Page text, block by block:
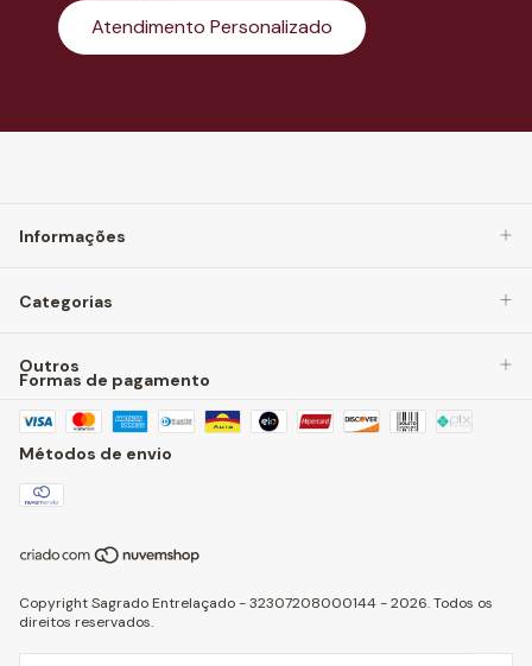
Atendimento Personalizado
Informações
Categorias
Outros
Formas de pagamento
Métodos de envio
Copyright Sagrado Entrelaçado - 32307208000144 - 2026. Todos os
direitos reservados.